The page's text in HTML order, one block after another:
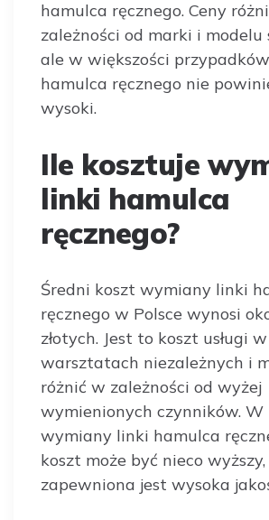
hamulca ręcznego. Ceny
zależności od marki i modelu
ale w większości
hamulca ręcznego nie
wysoki.
Ile kosztuje
linki hamulca
ręcznego?
Średni koszt wymiany linki
ręcznego w Polsce wynosi
złotych. Jest to koszt usługi w
warsztatach niezależnych i
różnić w zależności od wyżej
wymienionych czynników. W
wymiany linki hamulca
koszt może być nieco
zapewniona jest wysoka